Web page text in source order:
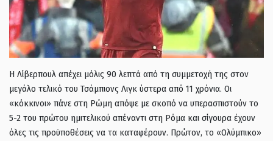
Η Λίβερπουλ απέχει μόλις 90 λεπτά από τη συμμετοχή της στον
μεγάλο τελικό του Τσάμπιονς Λιγκ ύστερα από 11 χρόνια. Οι
«κόκκινοι» πάνε στη Ρώμη απόψε με σκοπό να υπερασπιστούν το
5-2 του πρώτου ημιτελικού απέναντι στη Ρόμα και σίγουρα έχουν
όλες τις προϋποθέσεις να τα καταφέρουν. Πρώτον, το «Ολύμπικο»